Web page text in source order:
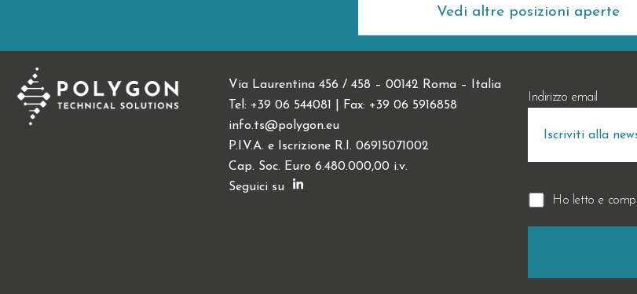
Vedi altre posizioni aperte
Via Laurentina 456 / 458 – 00142 Roma – Italia
Tel: +39 06 544081 | Fax: +39 06 5916858
info.ts@polygon.eu
P.I.V.A. e Iscrizione R.I. 06915071002
Cap. Soc. Euro 6.480.000,00 i.v.
Seguici su
Indirizzo email
Ho letto e